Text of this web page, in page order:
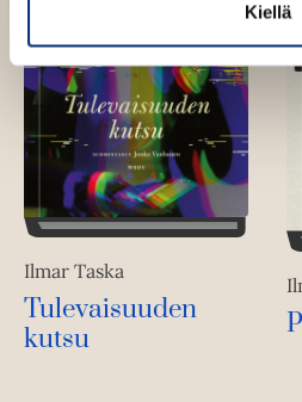
Kiellä
Ilmar Taska
Tulevaisuuden
kutsu